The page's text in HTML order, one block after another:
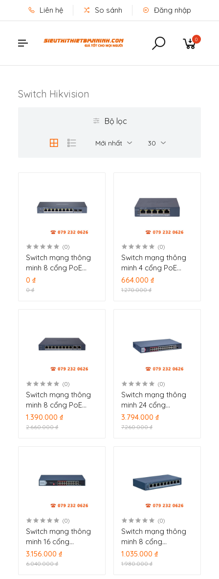
Liên hệ So sánh Đăng nhập
0
Switch Hikvision
Bộ lọc
Mới nhất 30
(0)
Switch mạng thông
minh 8 cổng PoE
Gigabit Hikvision DS-
3E1510P-SI
0 ₫
0 ₫
(0)
Switch mạng thông
minh 4 cổng PoE
Gigabit Hikvision DS-
3E1505P-EI/M
664.000 ₫
1.270.000 ₫
(0)
Switch mạng thông
minh 8 cổng PoE
Gigabit Hikvision DS-
3E1510P-EI/M
1.390.000 ₫
2.660.000 ₫
(0)
Switch mạng thông
minh 24 cổng
PoE Hikvision DS-
3E1326P-EI/M
3.794.000 ₫
7.260.000 ₫
(0)
Switch mạng thông
minh 16 cổng
PoE Hikvision DS-
3E1318P-EI/M
3.156.000 ₫
6.040.000 ₫
(0)
Switch mạng thông
minh 8 cổng
PoE Hikvision DS-
3E1309P-EI/M
1.035.000 ₫
1.980.000 ₫